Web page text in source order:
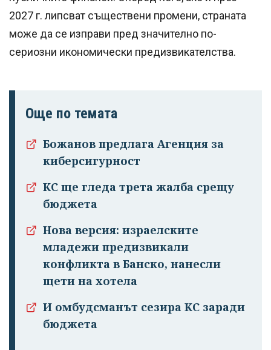
2027 г. липсват съществени промени, страната
може да се изправи пред значително по-
сериозни икономически предизвикателства.
Още по темата
Божанов предлага Агенция за
киберсигурност
КС ще гледа трета жалба срещу
бюджета
Нова версия: израелските
младежи предизвикали
конфликта в Банско, нанесли
щети на хотела
И омбудсманът сезира КС заради
бюджета